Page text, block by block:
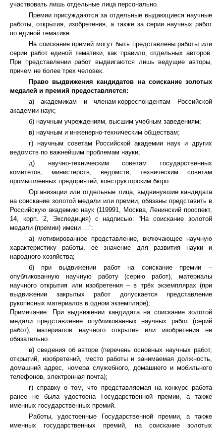
участвовать лишь отдельные лица персонально.
Премии присуждаются за отдельные выдающиеся научные
работы, открытия, изобретения, а также за серии научных работ
по единой тематике.
На соискание премий могут быть представлены работы или
серии работ единой тематики, как правило, отдельных авторов.
При представлении работ выдвигаются лишь ведущие авторы,
причем не более трех человек.
Право выдвижения кандидатов на соискание золотых
медалей и премий предоставляется:
а) академикам и членам-корреспондентам Российской
академии наук;
б) научным учреждениям, высшим учебным заведениям;
в) научным и инженерно-техническим обществам;
г) научным советам Российской академии наук и других
ведомств по важнейшим проблемам науки;
д) научно-техническим советам государственных
комитетов, министерств, ведомств; техническим советам
промышленных предприятий; конструкторским бюро.
Организации или отдельные лица, выдвинувшие кандидата
на соискание золотой медали или премии, обязаны представить в
Российскую академию наук (119991, Москва, Ленинский проспект,
14, корп. 2, Экспедиция) с надписью: “На соискание золотой
медали (премии) имени …”:
а) мотивированное представление, включающее научную
характеристику работы, ее значение для развития науки и
народного хозяйства;
б) при выдвижении работ на соискание премии –
опубликованную научную работу (серию работ), материалы
научного открытия или изобретения – в трёх экземплярах (при
выдвижении закрытых работ допускается представление
рукописных материалов в одном экземпляре);
Примечание: При выдвижении кандидата на соискание золотой
медали представление опубликованных научных работ (серий
работ), материалов научного открытия или изобретения не
обязательно.
в) сведения об авторе (перечень основных научных работ,
открытий, изобретений, место работы и занимаемая должность,
домашний адрес, номера служебного, домашнего и мобильного
телефонов, электронная почта);
г) справку о том, что представляемая на конкурс работа
ранее не была удостоена Государственной премии, а также
именных государственных премий.
Работы, удостоенные Государственной премии, а также
именных государственных премий, на соискание золотых